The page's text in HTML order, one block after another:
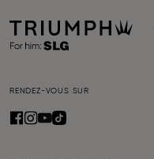
RENDEZ-VOUS SUR